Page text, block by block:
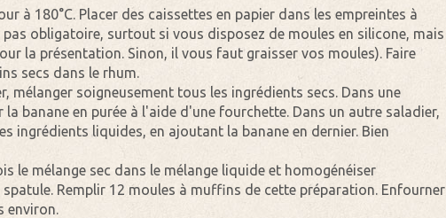
à 180°C. Placer des caissettes en papier dans les empreintes à
obligatoire, surtout si vous disposez de moules en silicone, mais
la présentation. Sinon, il vous faut graisser vos moules). Faire
secs dans le rhum.
mélanger soigneusement tous les ingrédients secs. Dans une
la banane en purée à l'aide d'une fourchette. Dans un autre saladier,
ingrédients liquides, en ajoutant la banane en dernier. Bien
le mélange sec dans le mélange liquide et homogénéiser
Remplir 12 moules à muffins de cette préparation. Enfourner
environ.